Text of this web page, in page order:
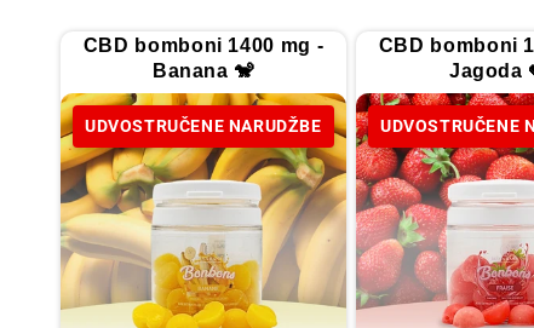
k
c
i
j
CBD bomboni 1400 mg -
Banana 🐒
UDVOSTRUČENE NARUDŽBE
CBD bomboni
Jagoda
UDVOSTRUČENE